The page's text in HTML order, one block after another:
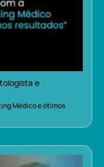
e
Médico e ótimos